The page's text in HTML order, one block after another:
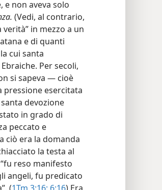
e non aveva solo
(Vedi, al contrario,
in mezzo a un
e di quanti
cui santa
Per secoli,
si sapeva — cioè
pressione esercitata
devozione
in grado di
peccato e
ciò era la domanda
la testa al
reso manifesto
angeli, fu predicato